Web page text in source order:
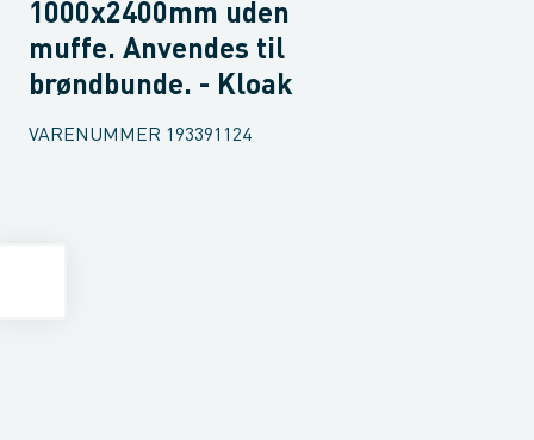
1000x2400mm uden
muffe. Anvendes til
brøndbunde. - Kloak
VARENUMMER 193391124